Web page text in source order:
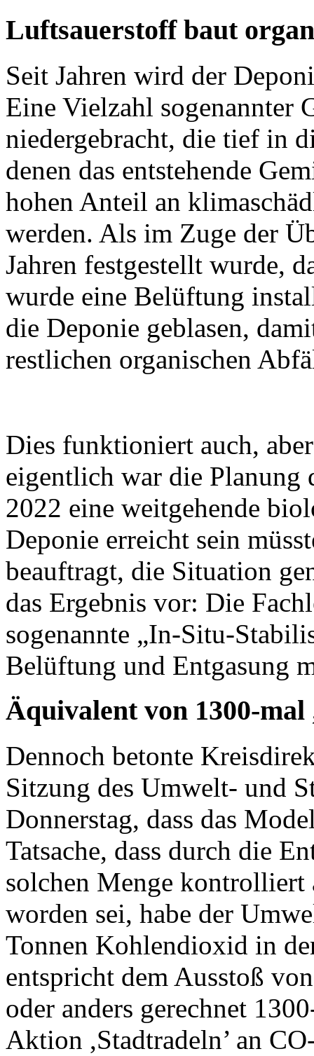
Luftsauerstoff baut
Seit Jahren wird der
Eine Vielzahl sogenannter
niedergebracht, die tief in
denen das entstehende
hohen Anteil an
werden. Als im Zuge der
Jahren festgestellt wurde,
wurde eine Belüftung
die Deponie geblasen,
restlichen organischen
Dies funktioniert auch,
eigentlich war die Planung
2022 eine weitgehende
Deponie erreicht sein
beauftragt, die Situation
das Ergebnis vor: Die
sogenannte „In-Situ-
Belüftung und Entgasung
Äquivalent von 1300-
Dennoch betonte
Sitzung des Umwelt- und
Donnerstag, dass das
Tatsache, dass durch die
solchen Menge kontrolliert
worden sei, habe der
Tonnen Kohlendioxid in
entspricht dem Ausstoß
oder anders gerechnet
Aktion ,Stadtradeln’ an